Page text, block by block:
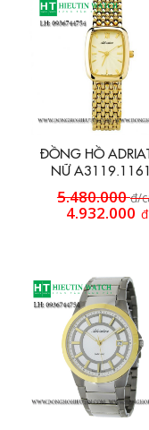
ĐỒNG HỒ
NỮ
5.480.000đ/
4.932.000 đ